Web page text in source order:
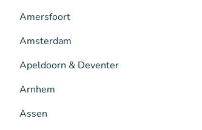
Amersfoort
Amsterdam
Apeldoorn & Deventer
Arnhem
Assen